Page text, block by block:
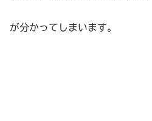
が分かってしまいます。